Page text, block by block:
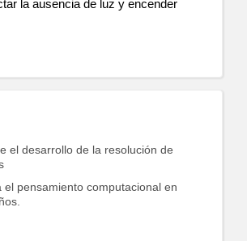
la ausencia de luz y encender
el desarrollo de la resolución de
el pensamiento computacional en